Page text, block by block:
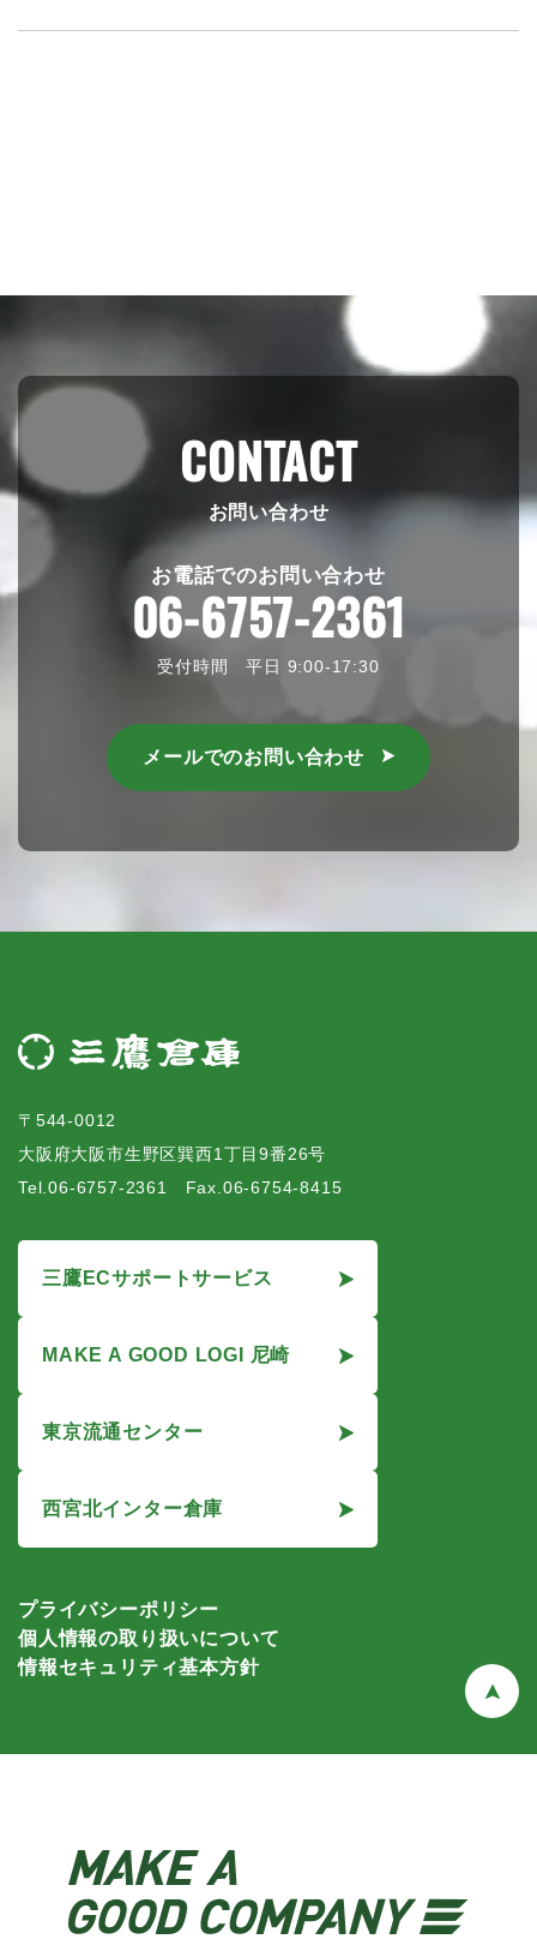
CONTACT
お問い合わせ
お電話でのお問い合わせ
06-6757-2361
受付時間 平日 9:00-17:30
メールでのお問い合わせ
〒544-0012
大阪府大阪市生野区巽西1丁目9番26号
Tel.06-6757-2361 Fax.06-6754-8415
三鷹ECサポートサービス
MAKE A GOOD LOGI 尼崎
東京流通センター
西宮北インター倉庫
プライバシーポリシー
個人情報の取り扱いについて
情報セキュリティ基本方針